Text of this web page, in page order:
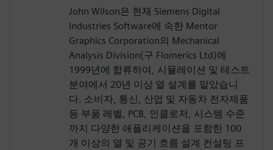
John Wilson은 현재 Siemens Digital
Industries Software에 속한 Mentor
Graphics Corporation의 Mechanical
Analysis Division(구 Flomerics Ltd)에
1999년에 합류하여, 시뮬레이션 및 테스트
분야에서 20년 이상 열 설계를 맡았습니
다. 소비자, 통신, 산업 및 자동차 전자제품
등 부품 레벨, PCB, 인클로저, 시스템 수준
까지 다양한 애플리케이션을 포함한 100
개 이상의 열 및 공기 흐름 설계 컨설팅 프